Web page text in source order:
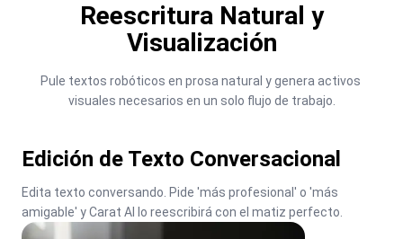
Reescritura Natural y
Visualización
Pule textos robóticos en prosa natural y genera activos
visuales necesarios en un solo flujo de trabajo.
Edición de Texto Conversacional
Edita texto conversando. Pide 'más profesional' o 'más
amigable' y Carat AI lo reescribirá con el matiz perfecto.